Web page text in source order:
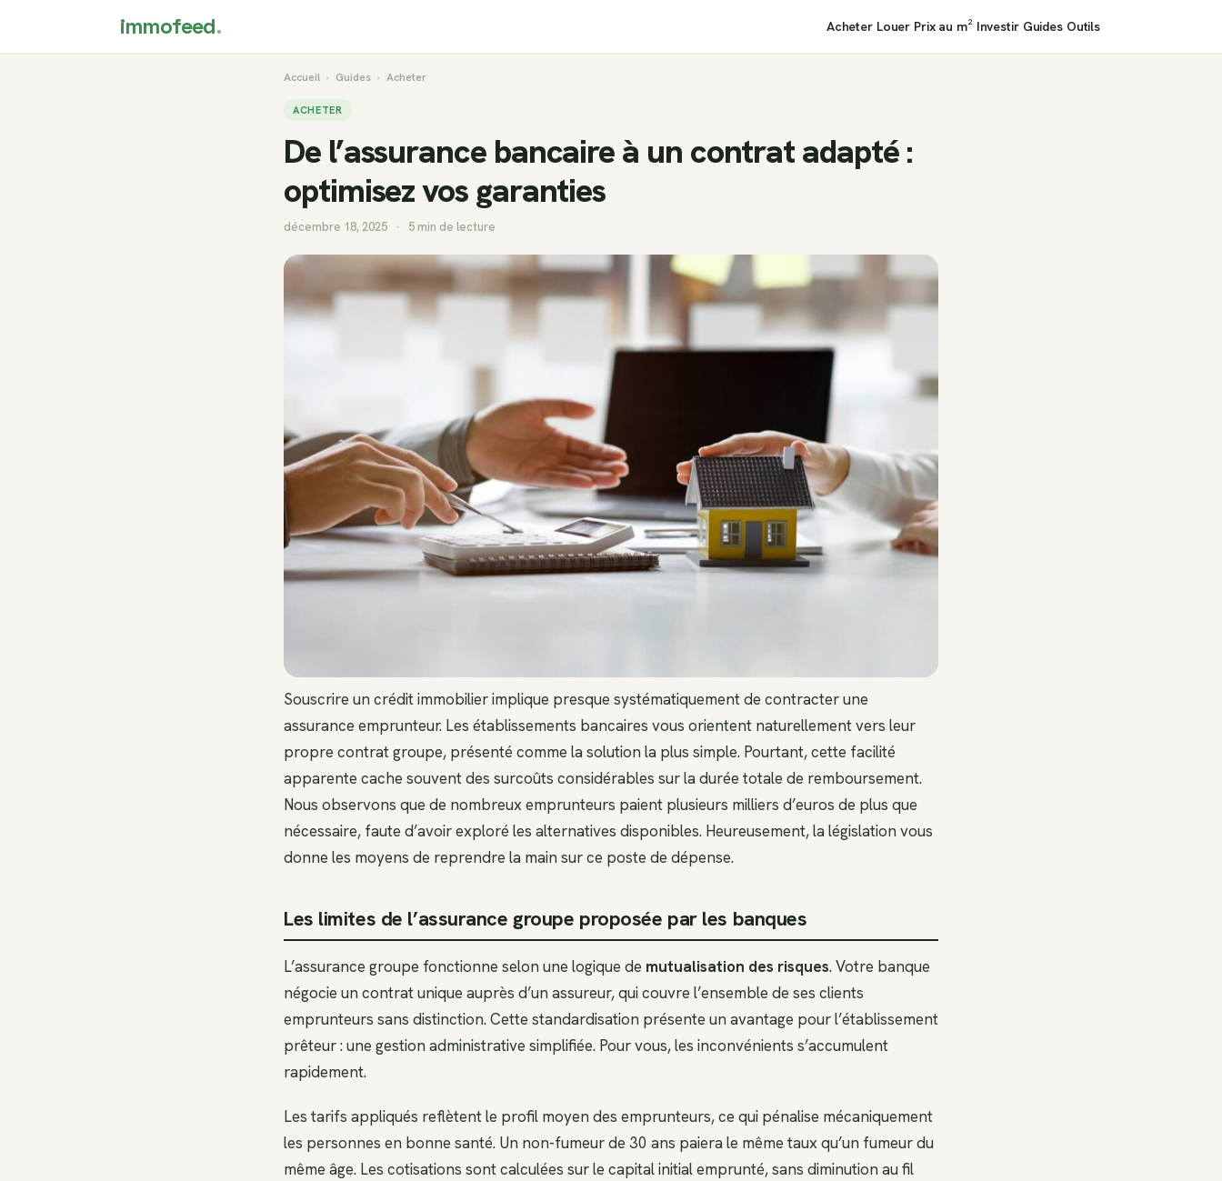
immofeed. Acheter Louer Prix au m² Investir Guides Outils
Accueil › Guides › Acheter
ACHETER
De l’assurance bancaire à un contrat adapté :
optimisez vos garanties
décembre 18, 2025 · 5 min de lecture
Souscrire un crédit immobilier implique presque systématiquement de contracter une
assurance emprunteur. Les établissements bancaires vous orientent naturellement vers leur
propre contrat groupe, présenté comme la solution la plus simple. Pourtant, cette facilité
apparente cache souvent des surcoûts considérables sur la durée totale de remboursement.
Nous observons que de nombreux emprunteurs paient plusieurs milliers d’euros de plus que
nécessaire, faute d’avoir exploré les alternatives disponibles. Heureusement, la législation vous
donne les moyens de reprendre la main sur ce poste de dépense.
Les limites de l’assurance groupe proposée par les banques
L’assurance groupe fonctionne selon une logique de mutualisation des risques. Votre banque
négocie un contrat unique auprès d’un assureur, qui couvre l’ensemble de ses clients
emprunteurs sans distinction. Cette standardisation présente un avantage pour l’établissement
prêteur : une gestion administrative simplifiée. Pour vous, les inconvénients s’accumulent
rapidement.
Les tarifs appliqués reflètent le profil moyen des emprunteurs, ce qui pénalise mécaniquement
les personnes en bonne santé. Un non-fumeur de 30 ans paiera le même taux qu’un fumeur du
même âge. Les cotisations sont calculées sur le capital initial emprunté, sans diminution au fil